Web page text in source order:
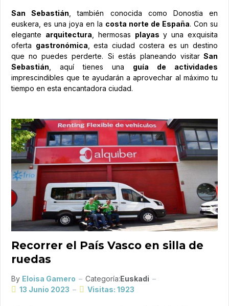
San Sebastián , también conocida como Donostia en
euskera, es una joya en la costa norte de España. Con su
elegante arquitectura , hermosas playas y una exquisita
oferta gastronómica , esta ciudad costera es un destino
que no puedes perderte. Si estás planeando visitarSan
Sebastián , aquí tienes una guía de actividades
imprescindibles que te ayudarán a aprovechar al máximo tu
tiempo en esta encantadora ciudad.
Recorrer el País Vasco en silla de
ruedas
By Eloisa Gamero Categoría:Euskadi
13 Junio 2023
Visitas: 1923